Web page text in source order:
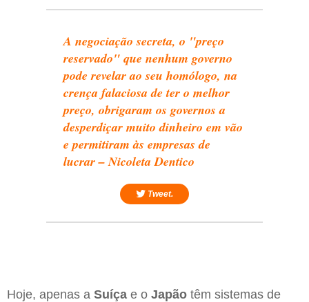
A negociação secreta, o "preço
reservado" que nenhum governo
pode revelar ao seu homólogo, na
crença falaciosa de ter o melhor
preço, obrigaram os governos a
desperdiçar muito dinheiro em vão
e permitiram às empresas de
lucrar – Nicoleta Dentico
Tweet.
Hoje, apenas a Suíça e o Japão têm sistemas de